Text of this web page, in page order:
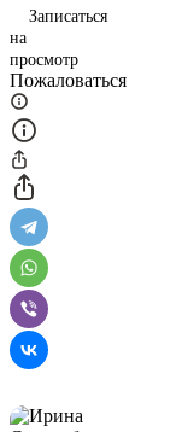
Записаться
на
просмотр
Пожаловаться